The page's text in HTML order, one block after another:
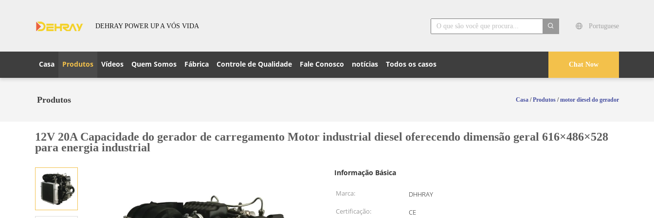
DEHRAY POWER UP A VÓS VIDA
Portuguese
Chat Now
Casa Produtos Vídeos Quem Somos Fábrica Controle de Qualidade Fale Conosco notícias Todos os casos
Produtos Casa /Produtos /motor diesel do gerador
12V 20A Capacidade do gerador de carregamento Motor industrial diesel oferecendo dimensão geral 616×486×528
para energia industrial
Informação Básica
Marca:
DHHRAY
Certificação:
CE